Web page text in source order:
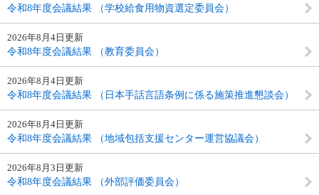
令和8年度会議結果 （学校給食用物資選定委員会）
2026年8月4日更新
令和8年度会議結果 （教育委員会）
2026年8月4日更新
令和8年度会議結果 （日本手話言語条例に係る施策推進懇談会）
2026年8月4日更新
令和8年度会議結果 （地域包括支援センター運営協議会）
2026年8月3日更新
令和8年度会議結果 （外部評価委員会）